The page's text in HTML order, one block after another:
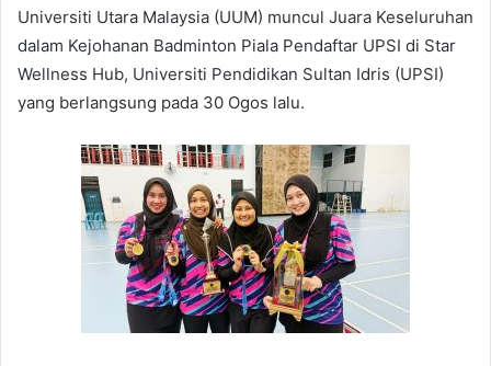
Universiti Utara Malaysia (UUM) muncul Juara Keseluruhan
dalam Kejohanan Badminton Piala Pendaftar UPSI di Star
Wellness Hub, Universiti Pendidikan Sultan Idris (UPSI)
yang berlangsung pada 30 Ogos lalu.